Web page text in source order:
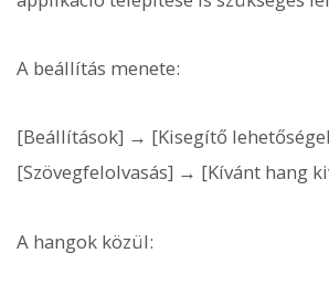
A beállítás menete:
[Beállítások] → [Kisegítő
[Szövegfelolvasás] → [Kívánt hang
A hangok közül: